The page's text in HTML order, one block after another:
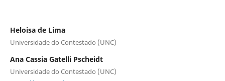
Heloisa de Lima
Universidade do Contestado (UNC)
Ana Cassia Gatelli Pscheidt
Universidade do Contestado (UNC)